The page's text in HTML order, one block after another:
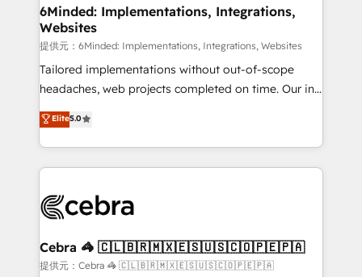
from other CRMs to HubSpot without data loss or
downtime. 🔹 RevOps Strategy: Align teams,
processes, and data to drive revenue efficiency. 🔹
Integrations: Connect HubSpot with your tech stack
for better adoption. 🔹 Custom Solutions: Build
SOC 2 Type II and ISO 27001 certified, reinforcing
our commitment to data security and compliance. At
6Minded: Implementations, Integrations,
Websites
提供元：6Minded: Implementations, Integrations, Websites
Tailored implementations without out-of-scope
headaches, web projects completed on time. Our in-
house team of certified CRM architects, experts,
developers, designers, and marketers handles all
aspects of your HubSpot. ✨ 400+ global clients ✨
100+ seamless migrations from 15+ different CRMs
implementations, and 5,000+ pages ✨ CS: Clients
CS: 245% organic growth & +751% new visitors for a
full-funnel HubSpot project ✨ CS: 415% conversion
Elite5.0
Cebra 🦓 🇨🇱🇧🇷🇲🇽🇪🇸🇺🇸🇨🇴🇵🇪🇵🇦
提供元：Cebra 🦓 🇨🇱🇧🇷🇲🇽🇪🇸🇺🇸🇨🇴🇵🇪🇵🇦